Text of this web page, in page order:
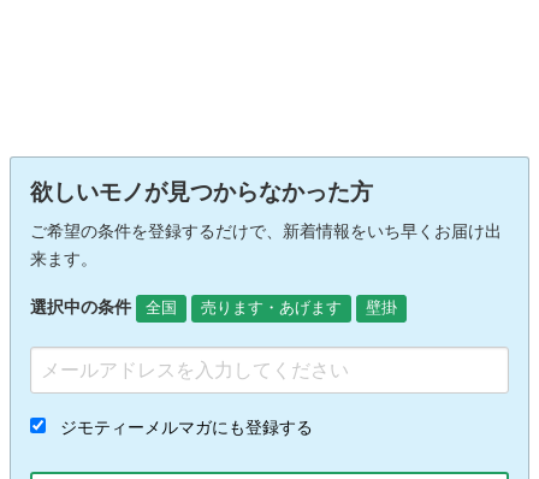
欲しいモノが見つからなかった方
ご希望の条件を登録するだけで、新着情報をいち早くお届け出
来ます。
選択中の条件 全国 売ります・あげます 壁掛
ジモティーメルマガにも登録する